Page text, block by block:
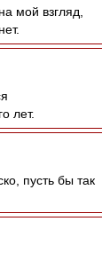
мой взгляд,
лет.
пусть бы так